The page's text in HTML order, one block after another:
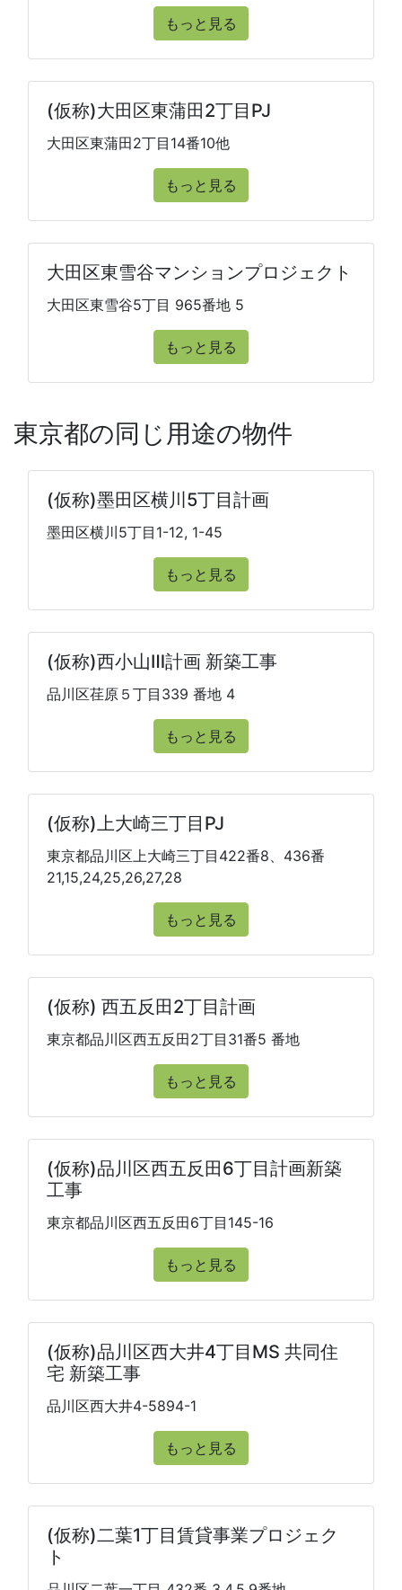
もっと見る
(仮称)大田区東蒲田2丁目PJ
大田区東蒲田2丁目14番10他
もっと見る
大田区東雪谷マンションプロジェクト
大田区東雪谷5丁目 965番地 5
もっと見る
東京都の同じ用途の物件
(仮称)墨田区横川5丁目計画
墨田区横川5丁目1-12, 1-45
もっと見る
(仮称)西小山Ⅲ計画 新築工事
品川区荏原５丁目339 番地 4
もっと見る
(仮称)上大崎三丁目PJ
東京都品川区上大崎三丁目422番8、436番
21,15,24,25,26,27,28
もっと見る
(仮称) 西五反田2丁目計画
東京都品川区西五反田2丁目31番5 番地
もっと見る
(仮称)品川区西五反田6丁目計画新築
工事
東京都品川区西五反田6丁目145-16
もっと見る
(仮称)品川区西大井4丁目MS 共同住
宅 新築工事
品川区西大井4-5894-1
もっと見る
(仮称)二葉1丁目賃貸事業プロジェク
ト